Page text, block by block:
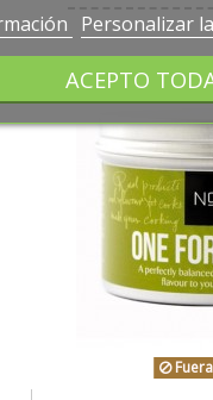
Personalizar
ACEPTO